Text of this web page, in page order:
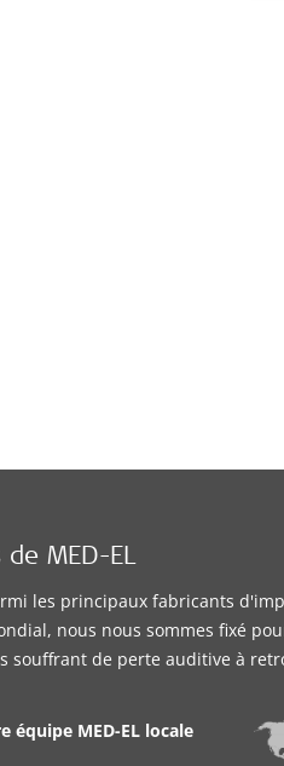
MED-EL
les principaux fabricants
nous nous sommes fixé
souffrant de perte auditive à
équipe MED-EL locale